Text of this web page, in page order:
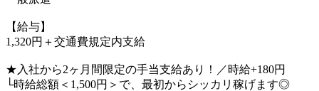
【給与】
1,320円＋交通費規定内支給
★入社から2ヶ月間限定の手当支給あり！／時給+180円
└時給総額＜1,500円＞で、最初からシッカリ稼げます◎